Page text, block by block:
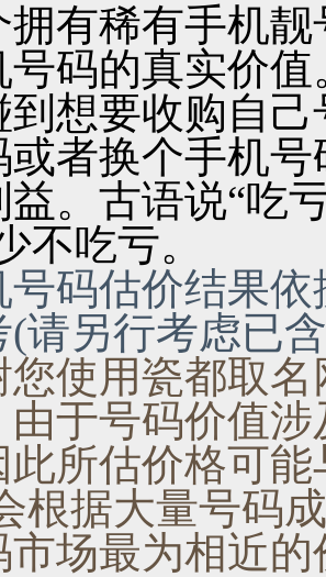
稀有手机靓
号码的真实价
到想要收购自
或者换个手机
益。古语说“吃
不吃亏。
估价结果依
(请另行考虑已
用瓷都取名
由于号码价值
此所估价格可
根据大量号码
市场最为相近的